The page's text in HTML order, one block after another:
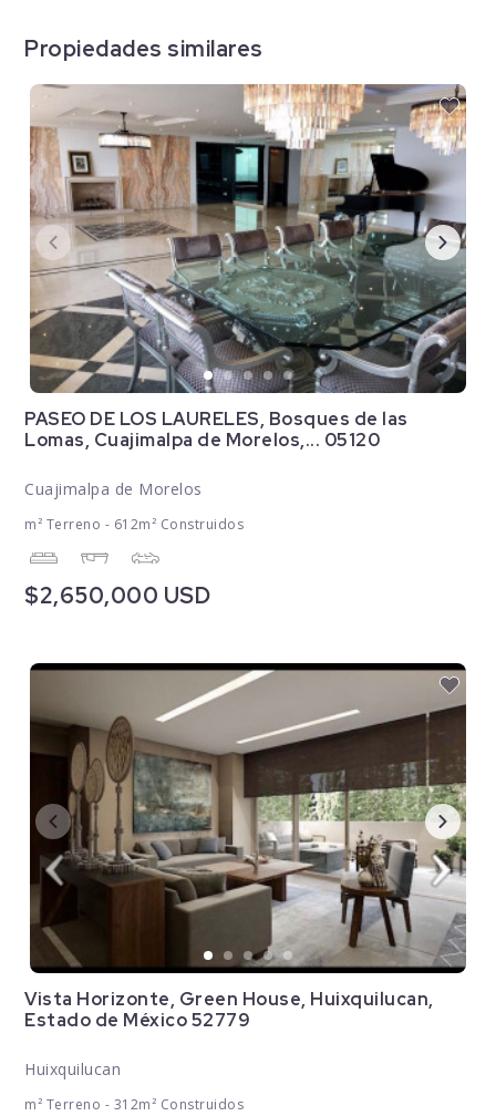
Propiedades similares
PASEO DE LOS LAURELES, Bosques de las
Lomas, Cuajimalpa de Morelos,... 05120
Cuajimalpa de Morelos
m² Terreno - 612m² Construidos
$2,650,000 USD
Vista Horizonte, Green House, Huixquilucan,
Estado de México 52779
Huixquilucan
m² Terreno - 312m² Construidos